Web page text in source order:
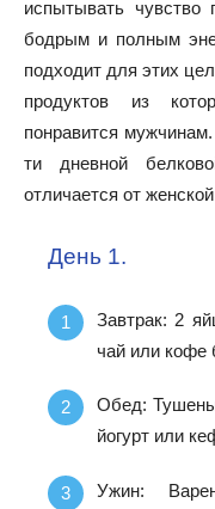
испытывать чувство
бодрым и полным
подходит для этих
продуктов из
понравится
ти дневной
отличается от
День 1.
Завтрак: 2
чай или кофе
Обед:
йогурт или
Ужин: